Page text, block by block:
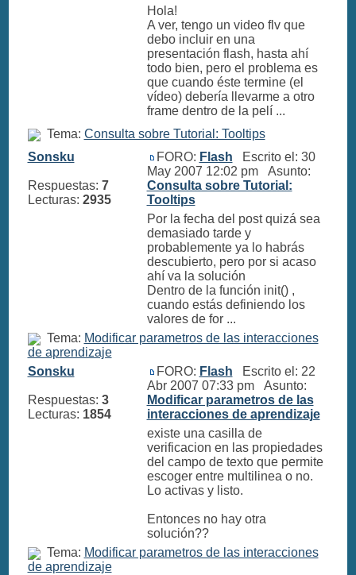
Hola!
A ver, tengo un video flv que
debo incluir en una
presentación flash, hasta ahí
todo bien, pero el problema es
que cuando éste termine (el
vídeo) debería llevarme a otro
frame dentro de la pelí ...
Tema: Consulta sobre Tutorial: Tooltips
Sonsku
Respuestas: 7
Lecturas: 2935
FORO: Flash Escrito el: 30
May 2007 12:02 pm Asunto:
Consulta sobre Tutorial:
Tooltips
Por la fecha del post quizá sea
demasiado tarde y
probablemente ya lo habrás
descubierto, pero por si acaso
ahí va la solución
Dentro de la función init() ,
cuando estás definiendo los
valores de for ...
Tema: Modificar parametros de las interacciones
de aprendizaje
Sonsku
Respuestas: 3
Lecturas: 1854
FORO: Flash Escrito el: 22
Abr 2007 07:33 pm Asunto:
Modificar parametros de las
interacciones de aprendizaje
existe una casilla de
verificacion en las propiedades
del campo de texto que permite
escoger entre multilinea o no.
Lo activas y listo.
Entonces no hay otra
solución??
Tema: Modificar parametros de las interacciones
de aprendizaje